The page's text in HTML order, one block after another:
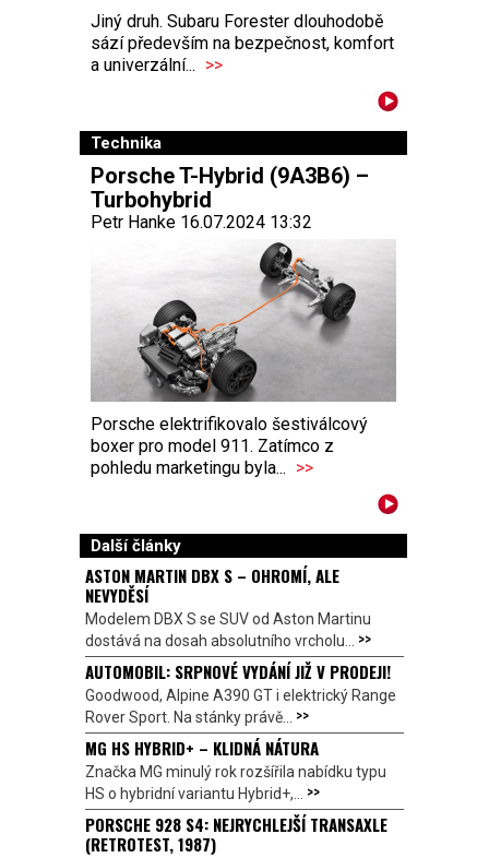
Jiný druh. Subaru Forester dlouhodobě
sází především na bezpečnost, komfort
a univerzální... >>
Technika
Porsche T-Hybrid (9A3B6) –
Turbohybrid
Petr Hanke 16.07.2024 13:32
Porsche elektrifikovalo šestiválcový
boxer pro model 911. Zatímco z
pohledu marketingu byla... >>
Další články
ASTON MARTIN DBX S – OHROMÍ, ALE
NEVYDĚSÍ
Modelem DBX S se SUV od Aston Martinu
dostává na dosah absolutního vrcholu... >>
AUTOMOBIL: SRPNOVÉ VYDÁNÍ JIŽ V PRODEJI!
Goodwood, Alpine A390 GT i elektrický Range
Rover Sport. Na stánky právě... >>
MG HS HYBRID+ – KLIDNÁ NÁTURA
Značka MG minulý rok rozšířila nabídku typu
HS o hybridní variantu Hybrid+,... >>
PORSCHE 928 S4: NEJRYCHLEJŠÍ TRANSAXLE
(RETROTEST, 1987)